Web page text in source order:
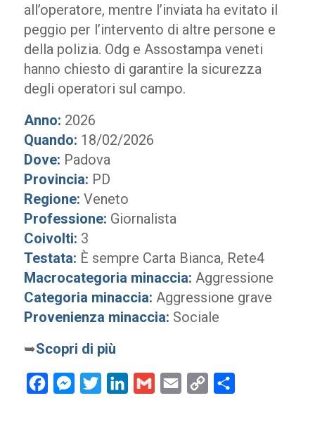
all’operatore, mentre l’inviata ha evitato il
peggio per l’intervento di altre persone e
della polizia. Odg e Assostampa veneti
hanno chiesto di garantire la sicurezza
degli operatori sul campo.
Anno: 2026
Quando: 18/02/2026
Dove: Padova
Provincia: PD
Regione: Veneto
Professione: Giornalista
Coivolti: 3
Testata: È sempre Carta Bianca, Rete4
Macrocategoria minaccia: Aggressione
Categoria minaccia: Aggressione grave
Provenienza minaccia: Sociale
➥Scopri di più
FacebookMessenger
Twitter LinkedInGmail Email
Copy